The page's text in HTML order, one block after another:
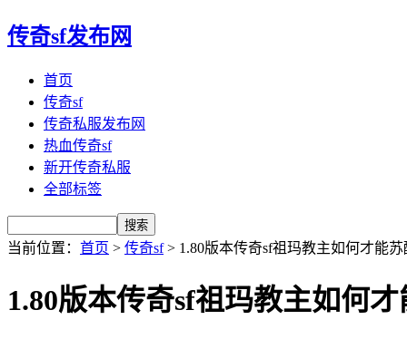
传奇sf发布网
首页
传奇sf
传奇私服发布网
热血传奇sf
新开传奇私服
全部标签
当前位置： 首页 > 传奇sf> 1.80版本传奇sf祖玛教主如何才能苏
1.80版本传奇sf祖玛教主如何